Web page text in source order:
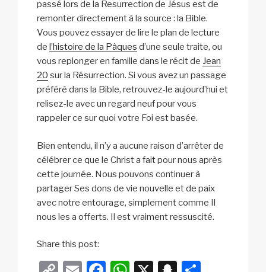
passé lors de la Resurrection de Jésus est de
remonter directement à la source : la Bible.
Vous pouvez essayer de lire le plan de lecture
de l’histoire de la Pâques d’une seule traite, ou
vous replonger en famille dans le récit de Jean
20 sur la Résurrection. Si vous avez un passage
préféré dans la Bible, retrouvez-le aujourd’hui et
relisez-le avec un regard neuf pour vous
rappeler ce sur quoi votre Foi est basée.
Bien entendu, il n’y a aucune raison d’arrêter de
célébrer ce que le Christ a fait pour nous après
cette journée. Nous pouvons continuer à
partager Ses dons de vie nouvelle et de paix
avec notre entourage, simplement comme Il
nous les a offerts. Il est vraiment ressuscité.
Share this post: